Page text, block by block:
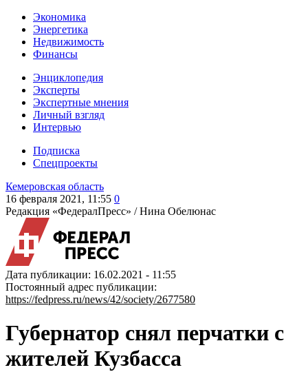
Экономика
Энергетика
Недвижимость
Финансы
Энциклопедия
Эксперты
Экспертные мнения
Личный взгляд
Интервью
Подписка
Спецпроекты
Кемеровская область
16 февраля 2021, 11:55 0
Редакция «ФедералПресс» /Нина Обелюнас
Дата публикации: 16.02.2021 - 11:55
Постоянный адрес публикации:
https://fedpress.ru/news/42/society/2677580
Губернатор снял перчатки с
жителей Кузбасса